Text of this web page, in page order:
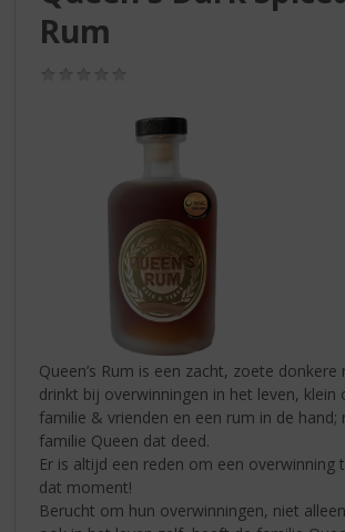
Rum
Queen’s Rum is een zacht, zoete donkere
drinkt bij overwinningen in het leven,
familie & vrienden en een rum in de hand;
familie Queen dat deed.
Er is altijd een reden om een overwinning
dat moment!
Berucht om hun overwinningen, niet